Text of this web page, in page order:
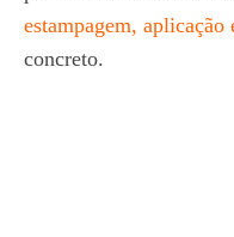
estampagem, aplicação
concreto.